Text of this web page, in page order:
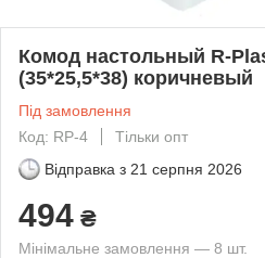
Комод настольный R-
(35*25,5*38) коричневый
Під замовлення
Код: RP-4
Тільки опт
Відправка з 21 серпня 2026
494 ₴
Мінімальне замовлення — 8 шт.